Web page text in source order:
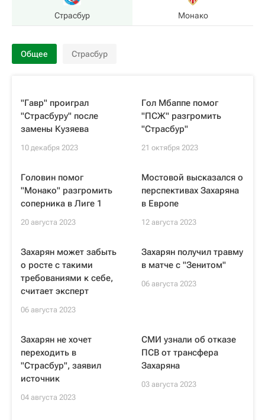
Страсбур Монако
Общее Страсбур
"Гавр" проиграл
"Страсбуру" после
замены Кузяева
10 декабря 2023
Гол Мбаппе помог
"ПСЖ" разгромить
"Страсбур"
21 октября 2023
Головин помог
"Монако" разгромить
соперника в Лиге 1
20 августа 2023
Мостовой высказался о
перспективах Захаряна
в Европе
12 августа 2023
Захарян может забыть
о росте с такими
требованиями к себе,
считает эксперт
06 августа 2023
Захарян получил травму
в матче с "Зенитом"
06 августа 2023
Захарян не хочет
переходить в
"Страсбур", заявил
источник
04 августа 2023
СМИ узнали об отказе
ПСВ от трансфера
Захаряна
03 августа 2023